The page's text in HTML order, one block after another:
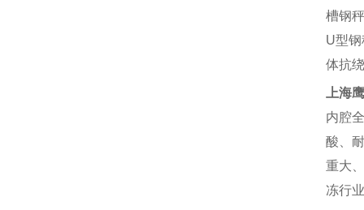
槽钢
U型
体抗
上海
内腔
酸、
重大
冻行